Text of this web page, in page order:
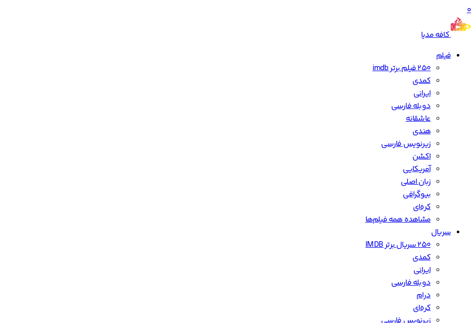
0
کافه مدیا
فیلم
250 فیلم برتر imdb
کمدی
ایرانی
دوبله فارسی
عاشقانه
هندی
زیرنویس فارسی
اکشن
آمریکایی
زبان اصلی
بیوگرافی
کره‌ای
مشاهده همه فیلم‌ها
سریال
۲۵۰ سریال برتر IMDB
کمدی
ایرانی
دوبله فارسی
درام
کره‌ای